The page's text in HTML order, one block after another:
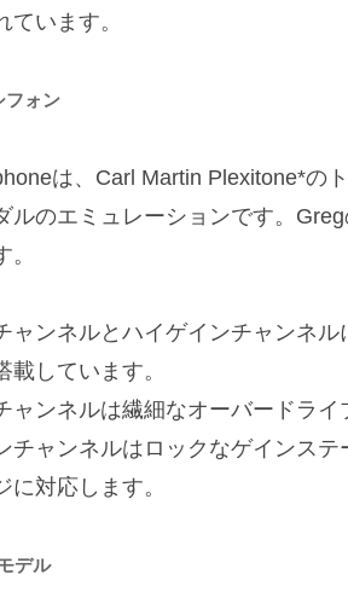
ています。
フォン
は、Carl Martin Plexitone*の
ルのエミュレーションです。
ャンネルとハイゲインチャンネ
載しています。
ャンネルは繊細なオーバードラ
チャンネルはロックなゲインス
に対応します。
デル